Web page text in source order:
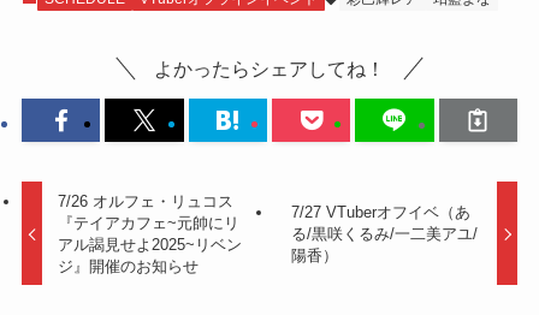
よかったらシェアしてね！
7/26 オルフェ・リュコス
『テイアカフェ~元帥にリ
アル謁見せよ2025~リベン
ジ』開催のお知らせ
7/27 VTuberオフイベ（あ
る/黒咲くるみ/一二美アユ/
陽香）